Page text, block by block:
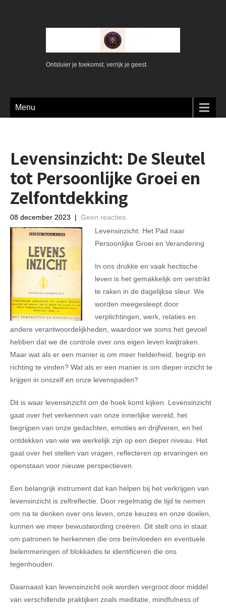
Ontsluier je toekomst, verrijk je geest.
Menu
Levensinzicht: De Sleutel
tot Persoonlijke Groei en
Zelfontdekking
08 december 2023 | Geen reacties
Levensinzicht: Het Pad naar
Persoonlijke Groei en Verandering
In ons drukke en vaak hectische
leven is het gemakkelijk om verstrikt
te raken in de dagelijkse sleur. We
worden meegesleept door
verplichtingen, werk, relaties en
andere verantwoordelijkheden, waardoor we soms het gevoel
hebben dat we de controle over ons eigen leven kwijtraken.
Maar wat als er een manier is om meer helderheid, begrip en
richting te vinden? Wat als er een manier is om dieper inzicht te
krijgen in onszelf en onze levenspaden?
Dit is waar levensinzicht om de hoek komt kijken. Levensinzicht
gaat over het verkennen van onze innerlijke wereld, het
begrijpen van onze gedachten, emoties en drijfveren, en het
ontdekken van wie we werkelijk zijn op een dieper niveau. Het
gaat over het stellen van vragen, reflecteren op ervaringen en
openstaan voor nieuwe perspectieven.
Een belangrijk instrument dat kan helpen bij het verkrijgen van
levensinzicht is zelfreflectie. Door regelmatig de tijd te nemen
om na te denken over ons leven, onze keuzes en onze doelen,
kunnen we meer bewustwording creëren. Dit stelt ons in staat
om patronen te herkennen die ons beïnvloeden en eventuele
belemmeringen of blokkades te identificeren die ons
tegenhouden.
Daarnaast kan levensinzicht ook worden vergroot door middel
van verschillende praktijken zoals meditatie, mindfulness of